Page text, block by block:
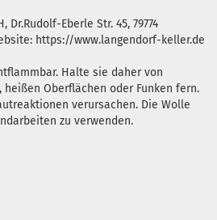
Dr.Rudolf-Eberle Str. 45, 79774
https://www.langendorf-keller.de
Halte sie daher von
heißen Oberflächen oder Funken fern.
verursachen. Die Wolle
zu verwenden.